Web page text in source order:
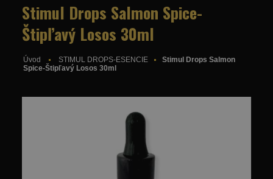
Stimul Drops Salmon Spice-
Štipľavý Losos 30ml
Úvod STIMUL DROPS-ESENCIE
Stimul Drops Salmon
Spice-Štipľavý Losos 30ml